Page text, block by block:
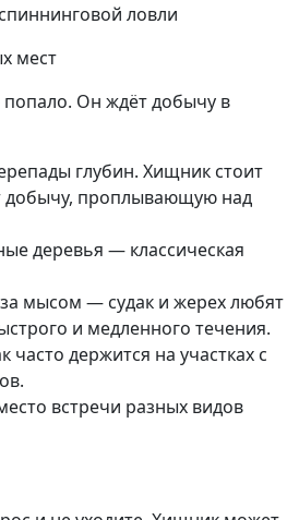
ловли
мест
попало. Он ждёт добычу в
глубин. Хищник стоит
добычу, проплывающую над
деревья — классическая
мысом — судак и жерех любят
и медленного течения.
часто держится на участках с
встречи разных видов